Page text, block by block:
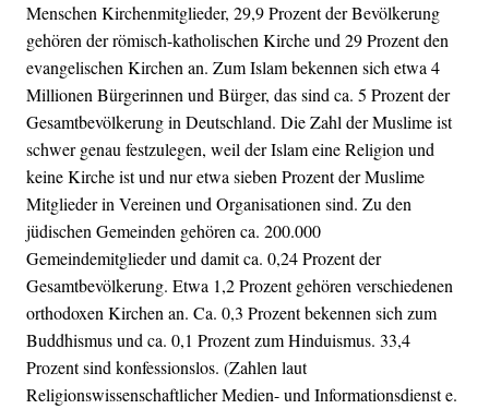
Menschen Kirchenmitglieder, 29,9 Prozent der Bevölkerung
gehören der römisch-katholischen Kirche und 29 Prozent den
evangelischen Kirchen an. Zum Islam bekennen sich etwa 4
Millionen Bürgerinnen und Bürger, das sind ca. 5 Prozent der
Gesamtbevölkerung in Deutschland. Die Zahl der Muslime ist
schwer genau festzulegen, weil der Islam eine Religion und
keine Kirche ist und nur etwa sieben Prozent der Muslime
Mitglieder in Vereinen und Organisationen sind. Zu den
jüdischen Gemeinden gehören ca. 200.000
Gemeindemitglieder und damit ca. 0,24 Prozent der
Gesamtbevölkerung. Etwa 1,2 Prozent gehören verschiedenen
orthodoxen Kirchen an. Ca. 0,3 Prozent bekennen sich zum
Buddhismus und ca. 0,1 Prozent zum Hinduismus. 33,4
Prozent sind konfessionslos. (Zahlen laut
Religionswissenschaftlicher Medien- und Informationsdienst e.